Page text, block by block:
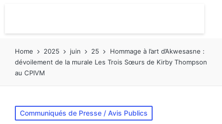
Home 2025 juin 25
Hommage à l’art d’Akwesasne :
dévoilement de la murale Les Trois Sœurs de Kirby Thompson
au CPIVM
Communiqués de Presse / Avis Publics